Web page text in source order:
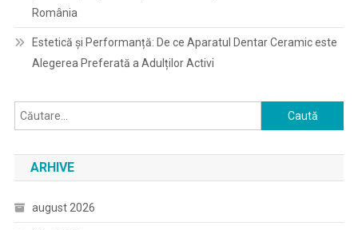
România
Estetică și Performanță: De ce Aparatul Dentar Ceramic este
Alegerea Preferată a Adulților Activi
Caută
după:
ARHIVE
august 2026